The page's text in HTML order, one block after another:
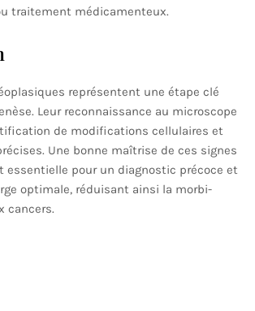
traitement médicamenteux.
représentent une étape clé
Leur reconnaissance au microscope
de modifications cellulaires et
Une bonne maîtrise de ces signes
essentielle pour un diagnostic précoce et
optimale, réduisant ainsi la morbi-
cancers.